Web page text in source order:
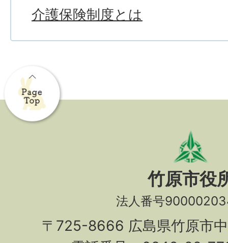
介護保険制度とは
竹原市役
法人番号
〒725-8666 広島県竹原市